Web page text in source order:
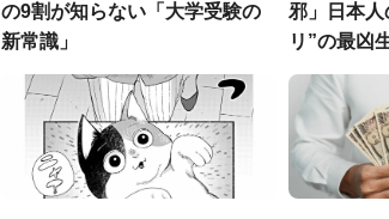
の9割が知らない「大学受験の
新常識」
邪」日本人
リ”の最凶